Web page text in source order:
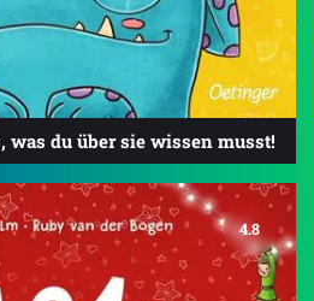
was du über sie wissen musst!
4.8